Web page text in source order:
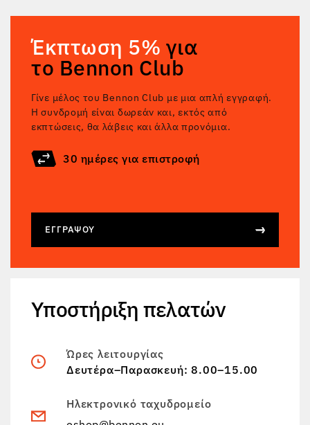
Έκπτωση 5% για
το Bennon Club
Γίνε μέλος του Bennon Club με μια απλή εγγραφή.
Η συνδρομή είναι δωρεάν και, εκτός από
εκπτώσεις, θα λάβεις και άλλα προνόμια.
30 ημέρες για επιστροφή
ΕΓΓΡΆΨΟΥ
Υποστήριξη πελατών
Ώρες λειτουργίας
Δευτέρα–Παρασκευή: 8.00–15.00
Ηλεκτρονικό ταχυδρομείο